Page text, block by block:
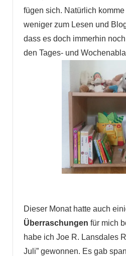
fügen sich. Natürlich
weniger zum Lesen und
dass es doch immerhin
den Tages- und
Dieser Monat hatte auch
Überraschungen für mich
habe ich Joe R. Lansdales
Juli” gewonnen. Es gab